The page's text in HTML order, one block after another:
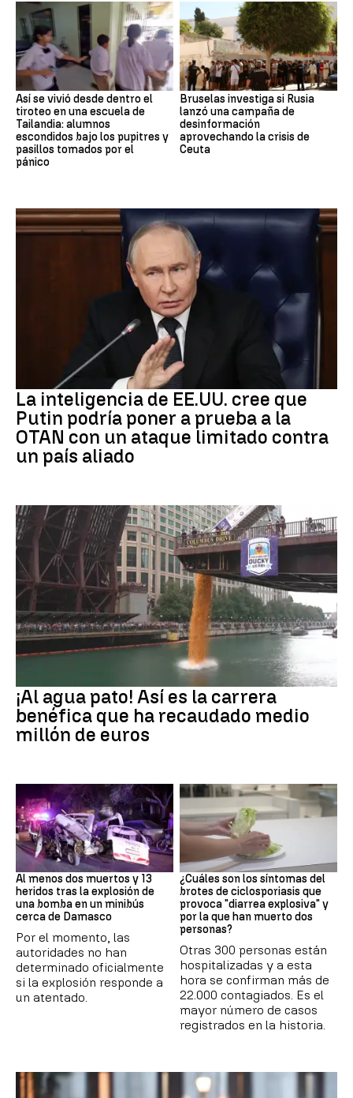
Así se vivió desde dentro el
tiroteo en una escuela de
Tailandia: alumnos
escondidos bajo los pupitres y
pasillos tomados por el
pánico
Bruselas investiga si Rusia
lanzó una campaña de
desinformación
aprovechando la crisis de
Ceuta
La inteligencia de EE.UU. cree que
Putin podría poner a prueba a la
OTAN con un ataque limitado contra
un país aliado
¡Al agua pato! Así es la carrera
benéfica que ha recaudado medio
millón de euros
SIRIA
Al menos dos muertos y 13
heridos tras la explosión de
una bomba en un minibús
cerca de Damasco
Por el momento, las
autoridades no han
determinado oficialmente
si la explosión responde a
un atentado.
Brote
¿Cuáles son los síntomas del
brotes de ciclosporiasis que
provoca "diarrea explosiva" y
por la que han muerto dos
personas?
Otras 300 personas están
hospitalizadas y a esta
hora se confirman más de
22.000 contagiados. Es el
mayor número de casos
registrados en la historia.